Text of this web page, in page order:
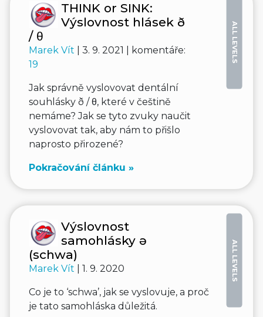
ALL LEVELS
THINK or SINK:
Výslovnost hlásek ð
/ θ
Marek Vít
| 3. 9. 2021 | komentáře:
19
Jak správně vyslovovat dentální
souhlásky ð / θ, které v češtině
nemáme? Jak se tyto zvuky naučit
vyslovovat tak, aby nám to přišlo
naprosto přirozené?
Pokračování článku »
ALL LEVELS
Výslovnost
samohlásky ə
(schwa)
Marek Vít | 1. 9. 2020
Co je to ‘schwa’, jak se vyslovuje, a proč
je tato samohláska důležitá.